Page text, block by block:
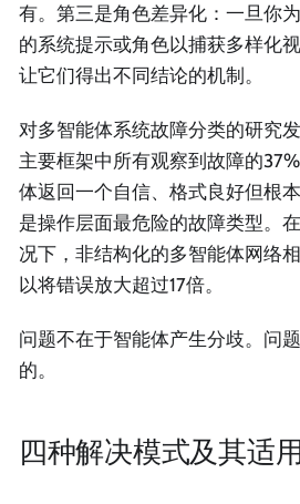
有。第三是角色差异化：一旦你
的系统提示或角色以捕获多样化
让它们得出不同结论的机制。
对多智能体系统故障分类的研究
主要框架中所有观察到故障的
体返回一个自信、格式良好但根
是操作层面最危险的故障类型。
况下，非结构化的多智能体网络
以将错误放大超过17倍。
问题不在于智能体产生分歧。问
的。
四种解决模式及其适